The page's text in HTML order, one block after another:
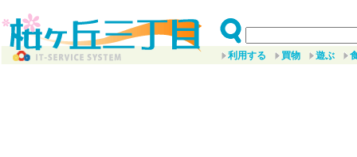
利用する 買物 遊ぶ